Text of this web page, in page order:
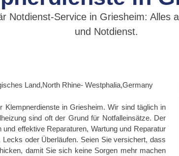
Notdienst-Service in Griesheim: Alles
und Notdienst.
Klempnerdienste in Griesheim. Wir sind täglich in
sind oft der Grund für Notfalleinsätze. Der
effektive Reparaturen, Wartung und Reparatur
oder Überläufen. Seien Sie versichert, dass
damit Sie sich keine Sorgen mehr machen